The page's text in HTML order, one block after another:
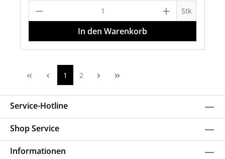
Produkt Anzahl: Gib den Stk
In den Warenkorb
1 2
Service-Hotline
Shop Service
Informationen